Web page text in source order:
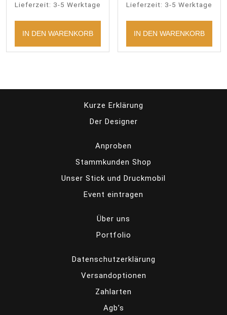
Lieferzeit: 3-5 Werktage
IN DEN WARENKORB
Lieferzeit: 3-5 Werktage
IN DEN WARENKORB
Kurze Erklärung
Der Designer
Anproben
Stammkunden Shop
Unser Stick und Druckmobil
Event eintragen
Über uns
Portfolio
Datenschutzerklärung
Versandoptionen
Zahlarten
Agb’s